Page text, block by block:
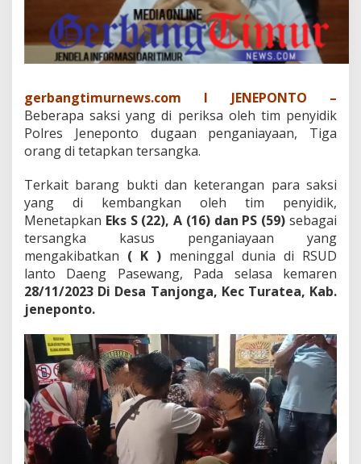
n
T
i
g
a
r
n
g
D
T
e
t
a
p
k
a
n
T
s
a
n
g
k
a
gerbangtimurnews.com I JENEPONTO –
Beberapa saksi yang di periksa oleh tim penyidik
Polres Jeneponto dugaan penganiayaan, Tiga
orang di tetapkan tersangka.
Terkait barang bukti dan keterangan para saksi
yang di kembangkan oleh tim penyidik,
Menetapkan Eks S (22), A (16) dan PS (59) sebagai
tersangka kasus penganiayaan yang
mengakibatkan ( K ) meninggal dunia di RSUD
lanto Daeng Pasewang, Pada selasa kemaren
28/11/2023 Di Desa Tanjonga, Kec Turatea, Kab.
jeneponto.